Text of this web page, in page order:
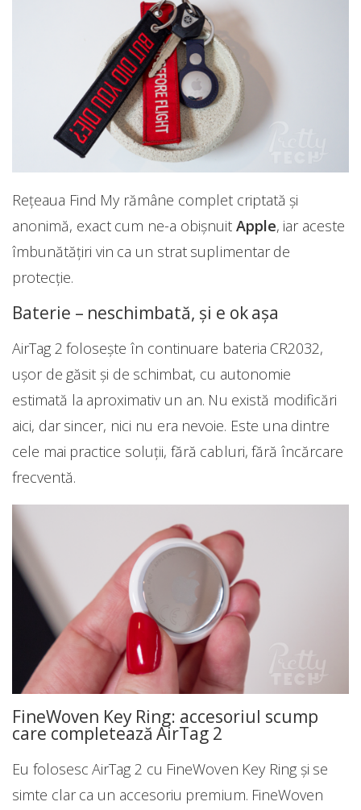
Rețeaua Find My rămâne complet criptată și
anonimă, exact cum ne-a obișnuit Apple, iar aceste
îmbunătățiri vin ca un strat suplimentar de
protecție.
Baterie – neschimbată, și e ok așa
AirTag 2 folosește în continuare bateria CR2032,
ușor de găsit și de schimbat, cu autonomie
estimată la aproximativ un an. Nu există modificări
aici, dar sincer, nici nu era nevoie. Este una dintre
cele mai practice soluții, fără cabluri, fără încărcare
frecventă.
FineWoven Key Ring: accesoriul scump
care completează AirTag 2
Eu folosesc AirTag 2 cu FineWoven Key Ring și se
simte clar ca un accesoriu premium. FineWoven